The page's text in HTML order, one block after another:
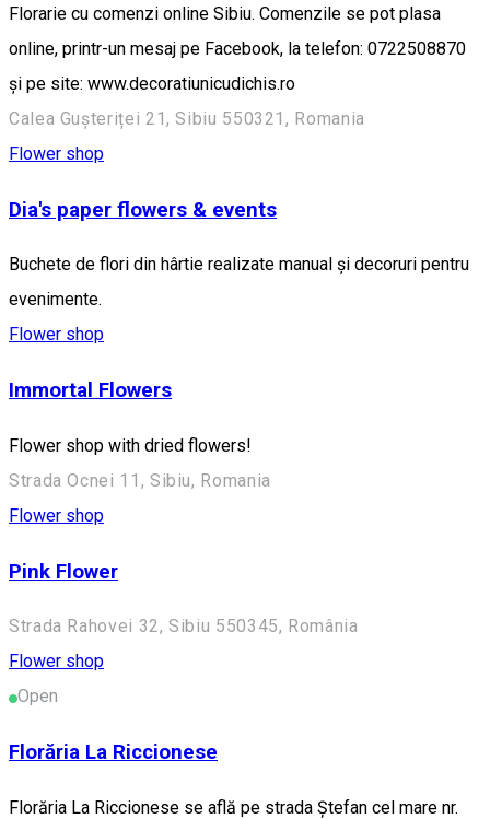
Florarie cu comenzi online Sibiu. Comenzile se pot plasa
online, printr-un mesaj pe Facebook, la telefon: 0722508870
și pe site: www.decoratiunicudichis.ro
Calea Gușteriței 21, Sibiu 550321, Romania
Flower shop
Dia's paper flowers & events
Buchete de flori din hârtie realizate manual și decoruri pentru
evenimente.
Flower shop
Immortal Flowers
Flower shop with dried flowers!
Strada Ocnei 11, Sibiu, Romania
Flower shop
Pink Flower
Strada Rahovei 32, Sibiu 550345, România
Flower shop
Open
Florăria La Riccionese
Florăria La Riccionese se află pe strada Ștefan cel mare nr.